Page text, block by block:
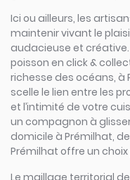
Ici ou ailleurs, les
maintenir vivant le
audacieuse et
poisson en click &
richesse des océans, à
scelle le lien entre les
et l’intimité de votre
un compagnon à
domicile à Prémilhat,
Prémilhat offre un
Le maillage territorial